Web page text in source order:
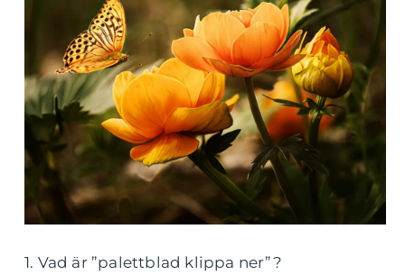
1. Vad är ”palettblad klippa ner”?